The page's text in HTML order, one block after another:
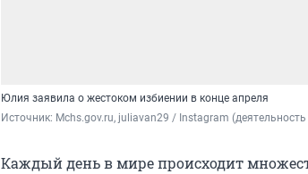
Юлия заявила о жестоком избиении в конце апреля
Источник: Mchs.gov.ru, juliavan29 / Instagram
Каждый день в мире происходит